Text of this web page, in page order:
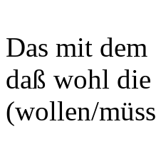
Das mit
daß wohl
(wollen/